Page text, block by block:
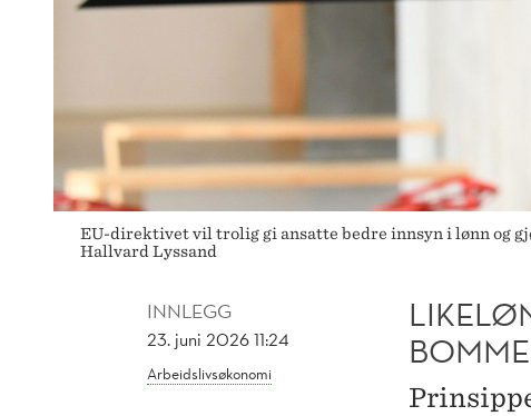
EU-direktivet vil trolig gi ansatte bedre innsyn i lønn og
Hallvard Lyssand
INNLEGG
23. juni 2026 11:24
Arbeidslivsøkonomi